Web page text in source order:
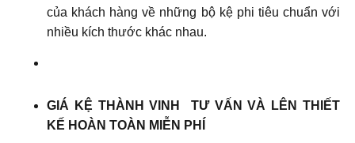
của khách hàng về những bộ kệ phi tiêu chuẩn với
nhiều kích thước khác nhau.
GIÁ KỆ THÀNH VINH TƯ VẤN VÀ LÊN THIẾT
KẾ HOÀN TOÀN MIỄN PHÍ